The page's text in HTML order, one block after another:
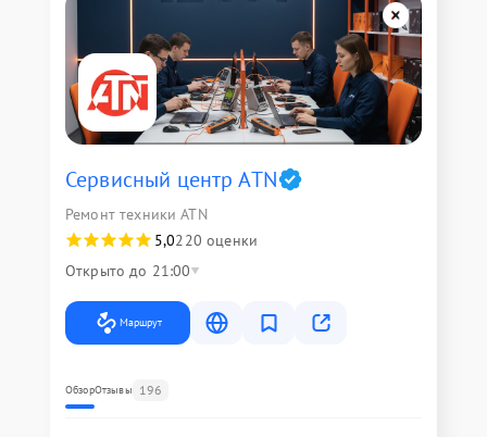
Сервисный центр ATN
Ремонт техники ATN
5,0220 оценки
Открыто до 21:00
Маршрут
ОбзорОтзывы 196